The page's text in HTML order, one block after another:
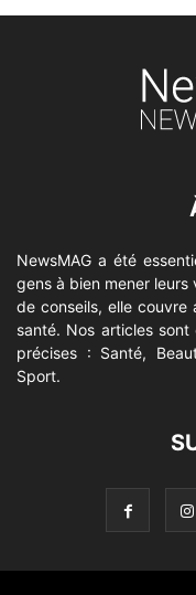
NewsMAG a été
gens à bien mener leurs
de conseils, elle couvre
santé. Nos articles sont
précises : Santé,
Sport.